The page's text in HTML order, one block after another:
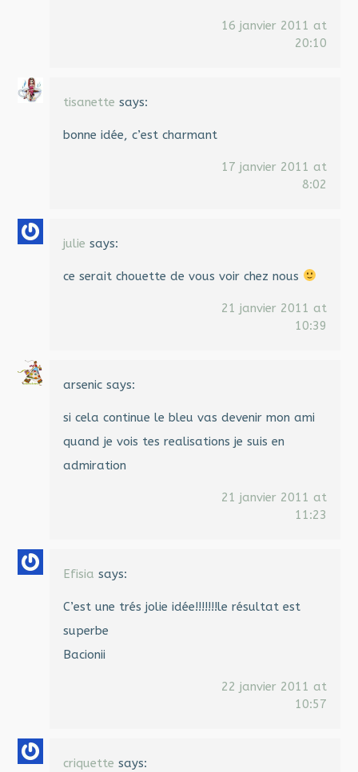
16 janvier 2011 at
20:10
tisanette says:
bonne idée, c’est charmant
17 janvier 2011 at
8:02
julie says:
ce serait chouette de vous voir chez nous
21 janvier 2011 at
10:39
arsenic says:
si cela continue le bleu vas devenir mon ami
quand je vois tes realisations je suis en
admiration
21 janvier 2011 at
11:23
Efisia says:
C’est une trés jolie idée!!!!!!!le résultat est
superbe
Bacionii
22 janvier 2011 at
10:57
criquette says: